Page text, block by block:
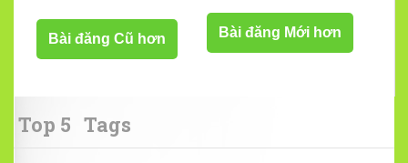
Bài đăng Mới hơn
Bài đăng Cũ hơn
Top 5 Tags